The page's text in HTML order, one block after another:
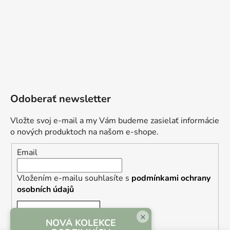
Odoberať newsletter
Vložte svoj e-mail a my Vám budeme zasielať informácie
o nových produktoch na našom e-shope.
Email
Vložením e-mailu souhlasíte s podmínkami ochrany
osobních údajů
×
NOVÁ KOLEKCE